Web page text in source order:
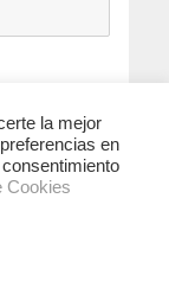
la mejor
en
Cookies